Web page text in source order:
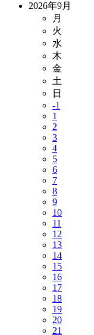
2026年9月
月
火
水
木
金
土
日
-1
1
2
3
4
5
6
7
8
9
10
11
12
13
14
15
16
17
18
19
20
21